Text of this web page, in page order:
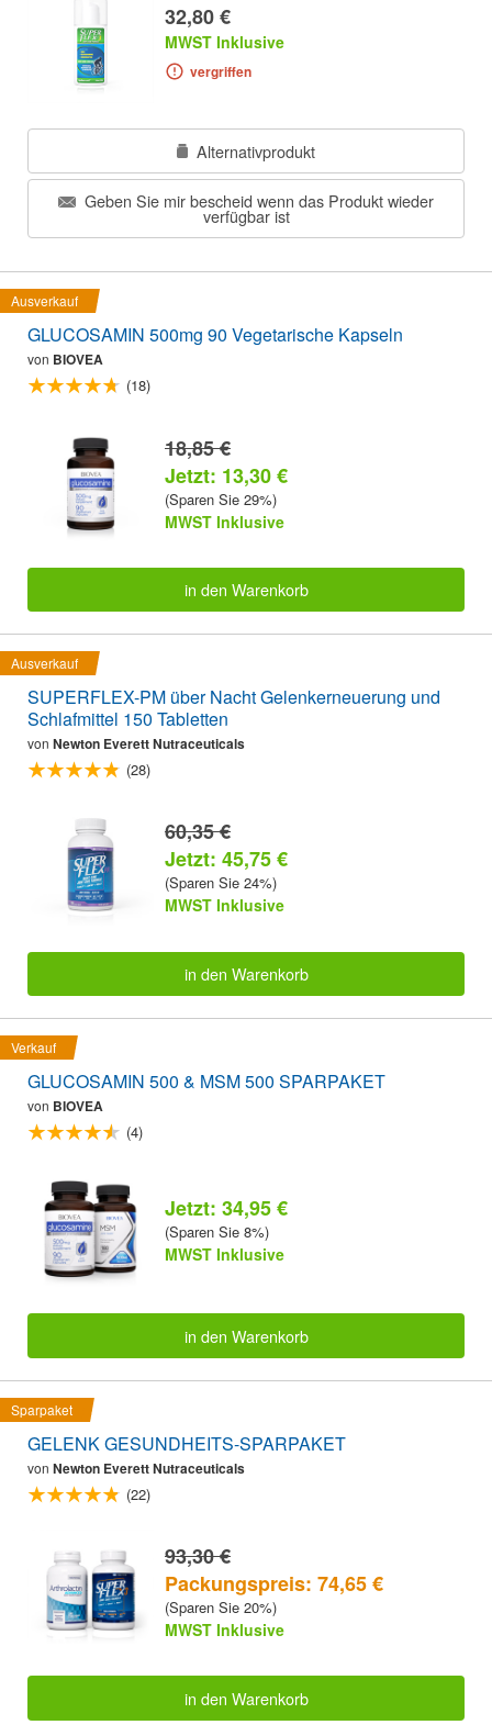
32,80 €
MWST Inklusive
vergriffen
Alternativprodukt
Geben Sie mir bescheid wenn das Produkt wieder
verfügbar ist
Ausverkauf
GLUCOSAMIN 500mg 90 Vegetarische Kapseln
von BIOVEA
(18)
18,85 €
Jetzt: 13,30 €
(Sparen Sie 29%)
MWST Inklusive
in den Warenkorb
Ausverkauf
SUPERFLEX-PM über Nacht Gelenkerneuerung und
Schlafmittel 150 Tabletten
von Newton Everett Nutraceuticals
(28)
60,35 €
Jetzt: 45,75 €
(Sparen Sie 24%)
MWST Inklusive
in den Warenkorb
Verkauf
GLUCOSAMIN 500 & MSM 500 SPARPAKET
von BIOVEA
(4)
Jetzt: 34,95 €
(Sparen Sie 8%)
MWST Inklusive
in den Warenkorb
Sparpaket
GELENK GESUNDHEITS-SPARPAKET
von Newton Everett Nutraceuticals
(22)
93,30 €
Packungspreis: 74,65 €
(Sparen Sie 20%)
MWST Inklusive
in den Warenkorb